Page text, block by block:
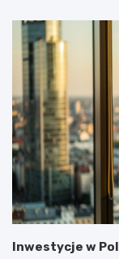
Inwestycje w